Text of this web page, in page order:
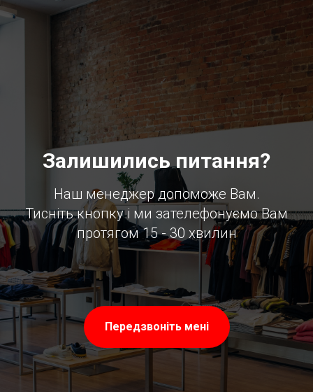
Залишились питання?
Наш менеджер допоможе Вам.
Тисніть кнопку і ми зателефонуємо Вам
протягом 15 - 30 хвилин
Передзвоніть мені